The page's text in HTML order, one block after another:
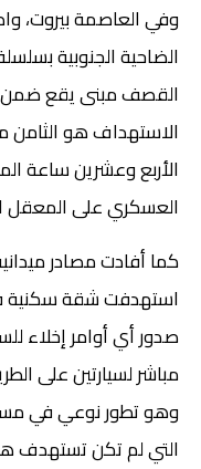
وفي العاصمة بيروت،
الضاحية الجنوبية
القصف مبنى يقع ضمن
الاستهداف هو الثامن
الأربع وعشرين ساعة
العسكري على المعقل
كما أفادت مصادر
استهدفت شقة سكنية
صدور أي أوامر إخلاء
مباشر لسيارتين على
وهو تطور نوعي في مسار
التي لم تكن تستهدف